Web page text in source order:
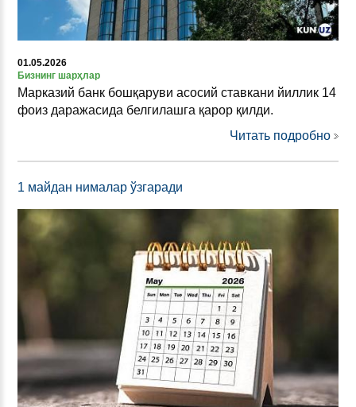
01.05.2026
Бизнинг шарҳлар
Марказий банк бошқаруви асосий ставкани йиллик 14
фоиз даражасида белгилашга қарор қилди.
Читать подробно
1 майдан нималар ўзгаради